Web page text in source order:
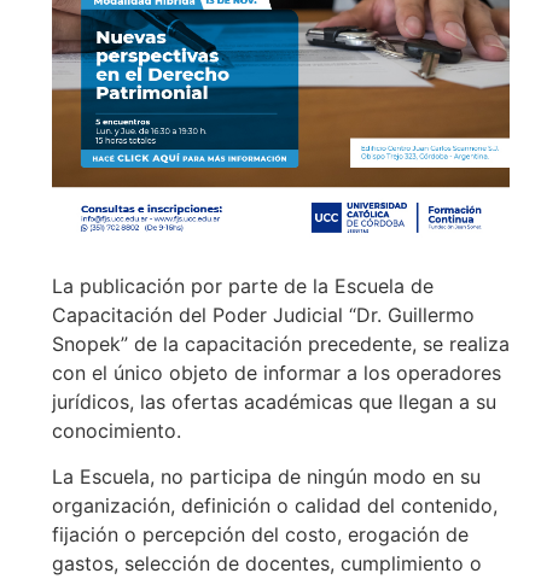
La publicación por parte de la Escuela de
Capacitación del Poder Judicial “Dr. Guillermo
Snopek” de la capacitación precedente, se realiza
con el único objeto de informar a los operadores
jurídicos, las ofertas académicas que llegan a su
conocimiento.
La Escuela, no participa de ningún modo en su
organización, definición o calidad del contenido,
fijación o percepción del costo, erogación de
gastos, selección de docentes, cumplimiento o